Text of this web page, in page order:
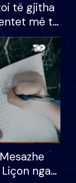
të gjitha
më të
Do më
kur…
nga